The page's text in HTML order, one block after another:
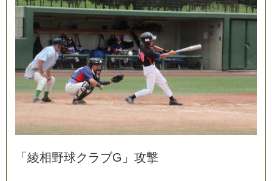
「 綾相野球ク ラブG 」 攻撃